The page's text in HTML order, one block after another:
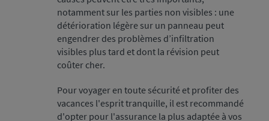
notamment sur les parties non visibles : une
détérioration légère sur un panneau peut
engendrer des problèmes d’infiltration
visibles plus tard et dont la révision peut
coûter cher.
Pour voyager en toute sécurité et profiter des
vacances l'esprit tranquille, il est recommandé
d'opter pour l'assurance la plus adaptée à vos